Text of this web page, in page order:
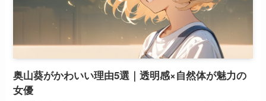
奥山葵がかわいい理由5選｜透明感×自然体が魅力の
女優